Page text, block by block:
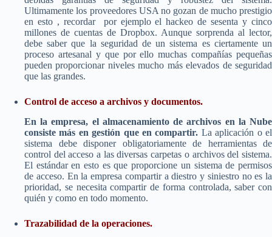
Ultimamente los proveedores USA no gozan de mucho prestigio
en esto , recordar por ejemplo el hackeo de sesenta y cinco
millones de cuentas de Dropbox. Aunque sorprenda al lector,
debe saber que la seguridad de un sistema es ciertamente un
proceso artesanal y que por ello muchas compañías pequeñas
pueden proporcionar niveles mucho más elevados de seguridad
que las grandes.
Control de acceso a archivos y documentos.
En la empresa, el almacenamiento de archivos en la Nube
consiste más en gestión que en compartir. La aplicación o el
sistema debe disponer obligatoriamente de herramientas de
control del acceso a las diversas carpetas o archivos del sistema.
El estándar en esto es que proporcione un sistema de permisos
de acceso. En la empresa compartir a diestro y siniestro no es la
prioridad, se necesita compartir de forma controlada, saber con
quién y como en todo momento.
Trazabilidad de la operaciones.